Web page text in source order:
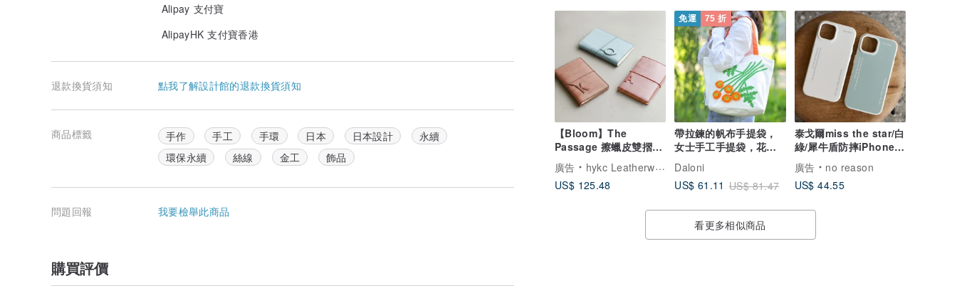
【Bloom】The
Passage 擦蠟皮雙摺護
照套, 紀錄旅途的色澤變
幻
廣告
hykc Leatherware
US$ 125.48
免運 75 折
帶拉鍊的帆布手提袋，
女士手工手提袋，花卉
Daloni
US$ 61.11 US$ 81.47
泰戈爾miss the star/白
綠/犀牛盾防摔iPhone手
機殼
廣告
no reason
US$ 44.55
看更多相似商品
Alipay 支付寶
AlipayHK 支付寶香港
退款換貨須知 點我了解設計館的退款換貨須知
商品標籤 手作 手工 手環 日本 日本設計
永續
環保永續
絲線 金工 飾品
問題回報 我要檢舉此商品
購買評價